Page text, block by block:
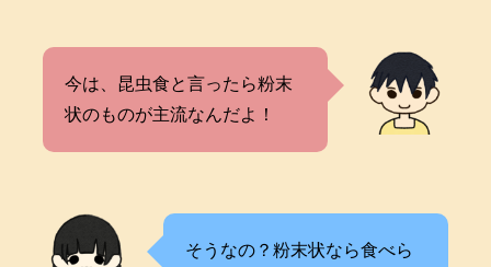
今は、昆虫食と言ったら粉末
状のものが主流なんだよ！
そうなの？粉末状なら食べら